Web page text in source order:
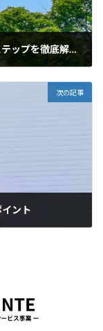
成功するマンション大規模修繕、必要なステップを徹底解明
次の記事
ント